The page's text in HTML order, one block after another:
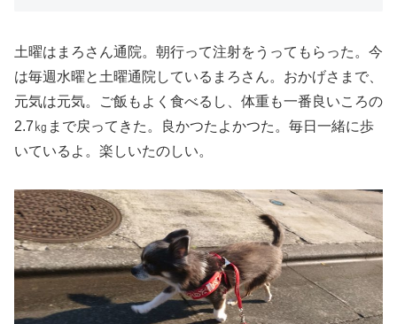
土曜はまろさん通院。朝行って注射をうってもらった。今
は毎週水曜と土曜通院しているまろさん。おかげさまで、
元気は元気。ご飯もよく食べるし、体重も一番良いころの
2.7㎏まで戻ってきた。良かつたよかつた。毎日一緒に歩
いているよ。楽しいたのしい。